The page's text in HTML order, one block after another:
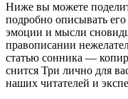
Ниже вы можете
подробно описывать
эмоции и мысли
правописании
статью сонника —
снится Три лично для
наших читателей и